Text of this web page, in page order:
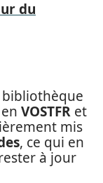
du
en VOSTFR et
mis
, ce qui en
à jour